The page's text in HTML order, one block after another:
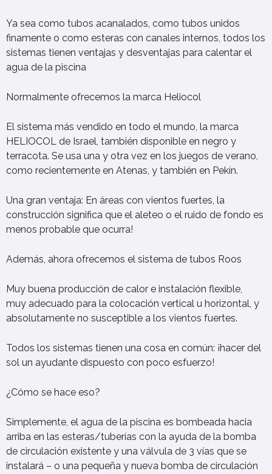
Ya sea como tubos acanalados, como tubos unidos
finamente o como esteras con canales internos, todos los
sistemas tienen ventajas y desventajas para calentar el
agua de la piscina
Normalmente ofrecemos la marca Heliocol
El sistema más vendido en todo el mundo, la marca
HELIOCOL de Israel, también disponible en negro y
terracota. Se usa una y otra vez en los juegos de verano,
como recientemente en Atenas, y también en Pekín.
Una gran ventaja: En áreas con vientos fuertes, la
construcción significa que el aleteo o el ruido de fondo es
menos probable que ocurra!
Además, ahora ofrecemos el sistema de tubos Roos
Muy buena producción de calor e instalación flexible,
muy adecuado para la colocación vertical u horizontal, y
absolutamente no susceptible a los vientos fuertes.
Todos los sistemas tienen una cosa en común: ¡hacer del
sol un ayudante dispuesto con poco esfuerzo!
¿Cómo se hace eso?
Simplemente, el agua de la piscina es bombeada hacia
arriba en las esteras/tuberías con la ayuda de la bomba
de circulación existente y una válvula de 3 vías que se
instalará – o una pequeña y nueva bomba de circulación